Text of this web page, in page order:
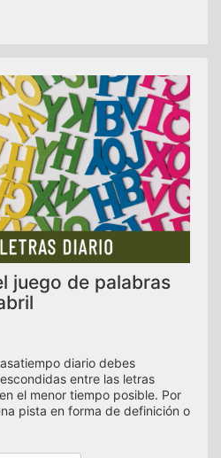
juego de palabras
diario debes
entre las letras
el menor tiempo posible. Por
pista en forma de definición o